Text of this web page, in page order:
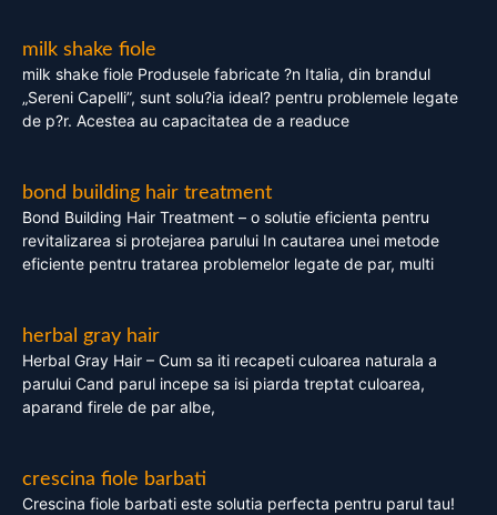
milk shake fiole
milk shake fiole Produsele fabricate ?n Italia, din brandul
„Sereni Capelli”, sunt solu?ia ideal? pentru problemele legate
de p?r. Acestea au capacitatea de a readuce
bond building hair treatment
Bond Building Hair Treatment – o solutie eficienta pentru
revitalizarea si protejarea parului In cautarea unei metode
eficiente pentru tratarea problemelor legate de par, multi
herbal gray hair
Herbal Gray Hair – Cum sa iti recapeti culoarea naturala a
parului Cand parul incepe sa isi piarda treptat culoarea,
aparand firele de par albe,
crescina fiole barbati
Crescina fiole barbati este solutia perfecta pentru parul tau!